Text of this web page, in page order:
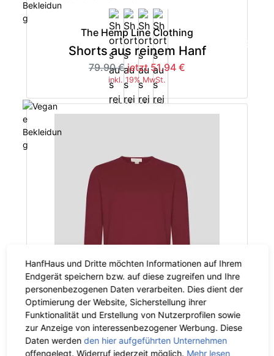
The Hemp Line Clothing
Shorts aus reinem Hanf
79.90 € jetzt 51.94 €
inkl. 19% MwSt.
-35%
HanfHaus und Dritte möchten Informationen auf Ihrem
Endgerät speichern bzw. auf diese zugreifen und Ihre
personenbezogenen Daten verarbeiten. Dies dient der
Optimierung der Website, Sicherstellung ihrer
Funktionalität und Erstellung von Nutzerprofilen sowie
zur Anzeige von interessenbezogener Werbung. Diese
Daten werdenden hier aufgeführten Unternehmen
offengelegt. Widerruf jederzeit möglich. Mehr lesen